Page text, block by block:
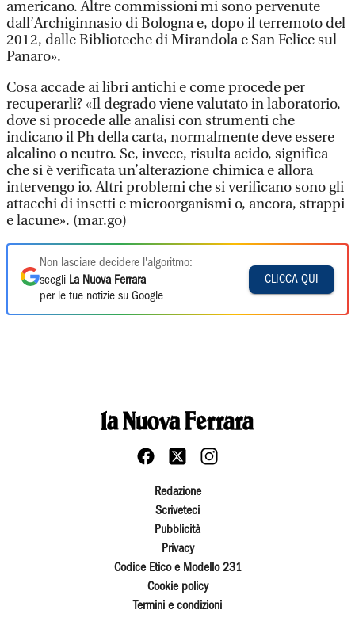
americano. Altre commissioni mi sono pervenute
dall’Archiginnasio di Bologna e, dopo il terremoto del
2012, dalle Biblioteche di Mirandola e San Felice sul
Panaro».
Cosa accade ai libri antichi e come procede per
recuperarli? «Il degrado viene valutato in laboratorio,
dove si procede alle analisi con strumenti che
indicano il Ph della carta, normalmente deve essere
alcalino o neutro. Se, invece, risulta acido, significa
che si è verificata un’alterazione chimica e allora
intervengo io. Altri problemi che si verificano sono gli
attacchi di insetti e microorganismi o, ancora, strappi
e lacune». (mar.go)
Non lasciare decidere l'algoritmo:
scegli La Nuova Ferrara
per le tue notizie su Google
CLICCA QUI
Redazione
Scriveteci
Pubblicità
Privacy
Codice Etico e Modello 231
Cookie policy
Termini e condizioni